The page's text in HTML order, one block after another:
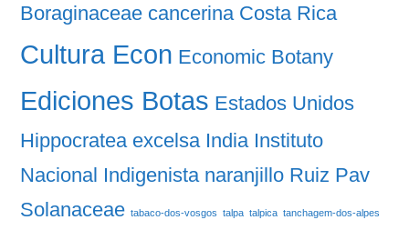
Boraginaceae cancerina Costa Rica
Cultura Econ Economic Botany
Ediciones Botas Estados Unidos
Hippocratea excelsa India Instituto
Nacional Indigenista naranjillo Ruiz Pav
Solanaceae tabaco-dos-vosgos talpa talpica tanchagem-dos-alpes